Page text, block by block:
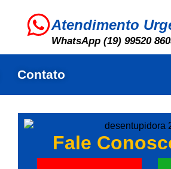
Atendimento
WhatsApp (19) 99520
Contato
Fale